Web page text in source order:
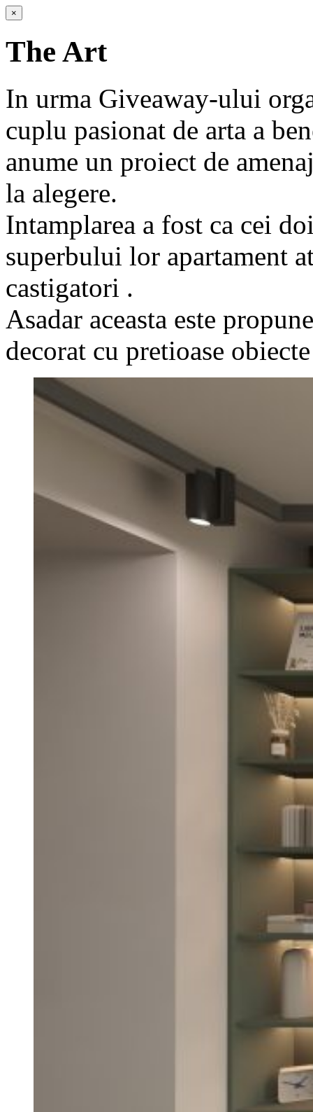
×
The Art
In urma Giveaway-ului
cuplu pasionat de arta a
anume un proiect de
la alegere.
Intamplarea a fost ca cei
superbului lor apartament
castigatori .
Asadar aceasta este
decorat cu pretioase